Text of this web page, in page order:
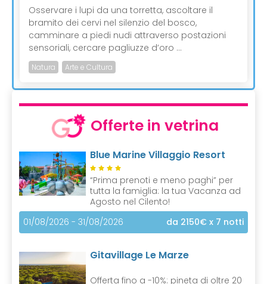
Osservare i lupi da una torretta, ascoltare il
bramito dei cervi nel silenzio del bosco,
camminare a piedi nudi attraverso postazioni
sensoriali, cercare pagliuzze d’oro ...
Natura Arte e Cultura
Offerte in vetrina
Blue Marine Villaggio Resort
“Prima prenoti e meno paghi” per
tutta la famiglia: la tua Vacanza ad
Agosto nel Cilento!
01/08/2026 - 31/08/2026
da 2150€ x 7 notti
Gitavillage Le Marze
Offerta fino a -10%: pineta di oltre 20